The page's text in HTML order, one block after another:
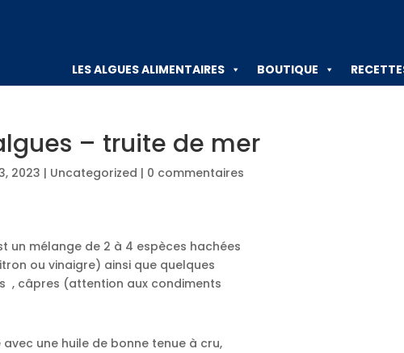
LES ALGUES ALIMENTAIRES BOUTIQUE
– truite de mer
2023 | Uncategorized | 0 commentaires
un mélange de 2 à 4 espèces hachées
ou vinaigre) ainsi que quelques
, câpres (attention aux condiments
avec une huile de bonne tenue à cru,